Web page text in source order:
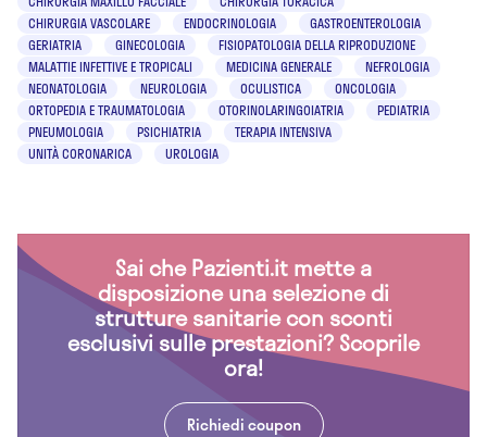
CHIRURGIA VASCOLARE
ENDOCRINOLOGIA
GASTROENTEROLOGIA
GERIATRIA
GINECOLOGIA
FISIOPATOLOGIA DELLA RIPRODUZIONE
MALATTIE INFETTIVE E TROPICALI
MEDICINA GENERALE
NEFROLOGIA
NEONATOLOGIA
NEUROLOGIA OCULISTICA
ONCOLOGIA
ORTOPEDIA E TRAUMATOLOGIA
OTORINOLARINGOIATRIA
PEDIATRIA
PNEUMOLOGIA
PSICHIATRIA
TERAPIA INTENSIVA
UNITÀ CORONARICA
UROLOGIA
Sai che Pazienti.it mette a
disposizione una selezione di
strutture sanitarie con sconti
esclusivi sulle prestazioni? Scoprile
ora!
Richiedi coupon